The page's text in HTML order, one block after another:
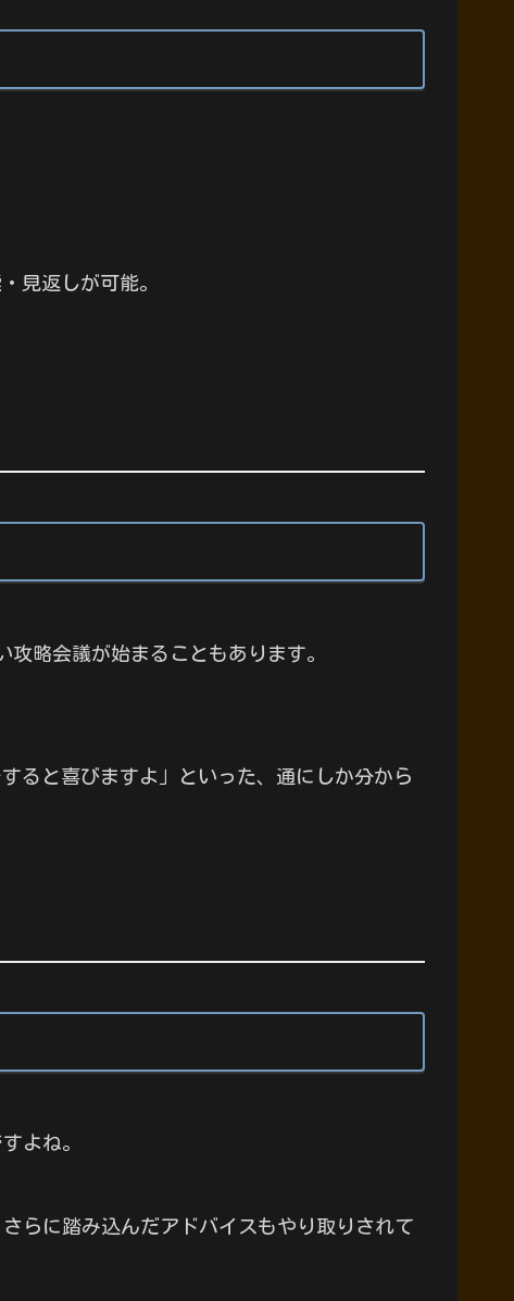
見返しが可能。
略会議が始まることもあります。
ると喜びますよ」といった、通にしか分から
よね。
さらに踏み込んだアドバイスもやり取りされて